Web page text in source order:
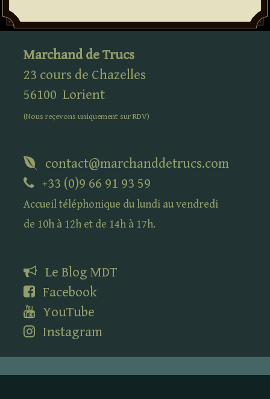
Marchand de Trucs
23 cours de Chazelles
56100 Lorient
(Nous reçevons uniquement surRDV)
contact@marchanddetrucs.com
+33 (0)9 66 91 93 59
Accueil téléphonique du lundi au vendredi
de 10h à 12h et de 14h à 17h.
Le Blog MDT
Facebook
YouTube
Instagram